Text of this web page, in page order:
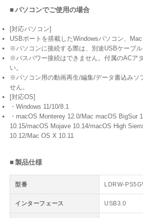
■ パソコンでご使用の場合
[対応パソコン]
USBポートを搭載したWindowsパソコン、
※パソコンに接続する際は、別途USBケーブル
※バスパワー接続はできません。付属のACア
い。
※パソコン用の動画再生/編集/データ書込みソ
せん。
[対応OS]
・Windows 11/10/8.1
・macOS Monterey 12.0/Mac macOS BigSur
10.15/macOS Mojave 10.14/macOS High
10.12/Mac OS X 10.11
■ 製品仕様
型番 LDRW-
インターフェース USB3.0